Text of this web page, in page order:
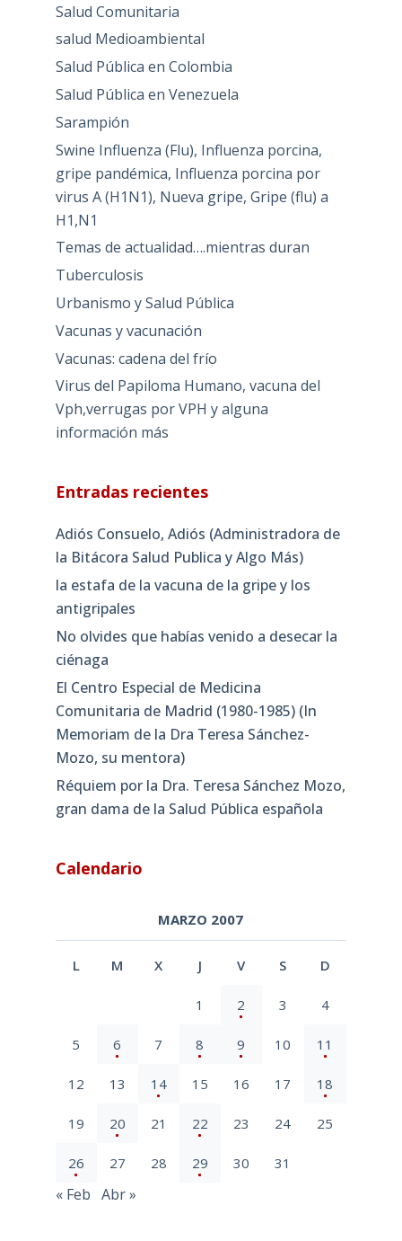
Salud Comunitaria
salud Medioambiental
Salud Pública en Colombia
Salud Pública en Venezuela
Sarampión
Swine Influenza (Flu), Influenza porcina,
gripe pandémica, Influenza porcina por
virus A (H1N1), Nueva gripe, Gripe (flu) a
H1,N1
Temas de actualidad….mientras duran
Tuberculosis
Urbanismo y Salud Pública
Vacunas y vacunación
Vacunas: cadena del frío
Virus del Papiloma Humano, vacuna del
Vph,verrugas por VPH y alguna
información más
Entradas recientes
Adiós Consuelo, Adiós (Administradora de
la Bitácora Salud Publica y Algo Más)
la estafa de la vacuna de la gripe y los
antigripales
No olvides que habías venido a desecar la
ciénaga
El Centro Especial de Medicina
Comunitaria de Madrid (1980-1985) (In
Memoriam de la Dra Teresa Sánchez-
Mozo, su mentora)
Réquiem por la Dra. Teresa Sánchez Mozo,
gran dama de la Salud Pública española
Calendario
MARZO 2007
L M X J V S D
1 2 3 4
5 6 7 8 9 10 11
12 13 14 15 16 17 18
19 20 21 22 23 24 25
26 27 28 29 30 31
« Feb Abr »